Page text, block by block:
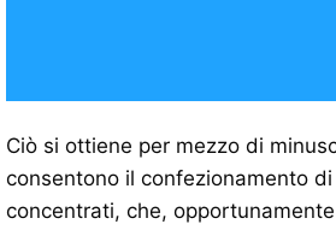
Ciò si ottiene per mezzo di
consentono il confezionamento
concentrati, che,